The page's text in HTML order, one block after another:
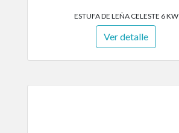
ESTUFA DE LEÑA CELESTE 6 KW
Ver detalle